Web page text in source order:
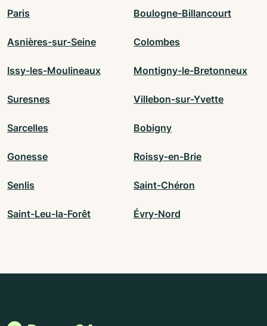
Paris Boulogne-Billancourt
Asnières-sur-Seine Colombes
Issy-les-Moulineaux Montigny-le-Bretonneux
Suresnes Villebon-sur-Yvette
Sarcelles Bobigny
Gonesse Roissy-en-Brie
Senlis Saint-Chéron
Saint-Leu-la-Forêt Évry-Nord